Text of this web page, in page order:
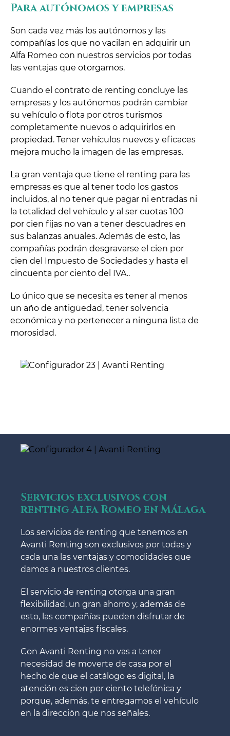
Para autónomos y empresas
Son cada vez más los autónomos y las
compañías los que no vacilan en adquirir un
Alfa Romeo con nuestros servicios por todas
las ventajas que otorgamos.
Cuando el contrato de renting concluye las
empresas y los autónomos podrán cambiar
su vehículo o flota por otros turismos
completamente nuevos o adquirirlos en
propiedad. Tener vehículos nuevos y eficaces
mejora mucho la imagen de las empresas.
La gran ventaja que tiene el renting para las
empresas es que al tener todo los gastos
incluidos, al no tener que pagar ni entradas ni
la totalidad del vehículo y al ser cuotas 100
por cien fijas no van a tener descuadres en
sus balanzas anuales. Además de esto, las
compañías podrán desgravarse el cien por
cien del Impuesto de Sociedades y hasta el
cincuenta por ciento del IVA..
Lo único que se necesita es tener al menos
un año de antigüedad, tener solvencia
económica y no pertenecer a ninguna lista de
morosidad.
Servicios exclusivos con
renting Alfa Romeo en Málaga
Los servicios de renting que tenemos en
Avanti Renting son exclusivos por todas y
cada una las ventajas y comodidades que
damos a nuestros clientes.
El servicio de renting otorga una gran
flexibilidad, un gran ahorro y, además de
esto, las compañías pueden disfrutar de
enormes ventajas fiscales.
Con Avanti Renting no vas a tener
necesidad de moverte de casa por el
hecho de que el catálogo es digital, la
atención es cien por ciento telefónica y
porque, además, te entregamos el vehículo
en la dirección que nos señales.